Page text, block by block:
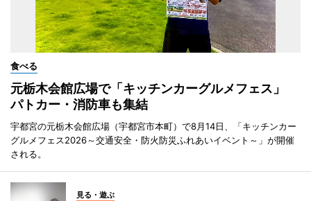
食べる
元栃木会館広場で「キッチンカーグルメフェス」
パトカー・消防車も集結
宇都宮の元栃木会館広場（宇都宮市本町）で8月14日、「キッチンカー
グルメフェス2026～交通安全・防火防災ふれあいイベント～」が開催
される。
見る・遊ぶ